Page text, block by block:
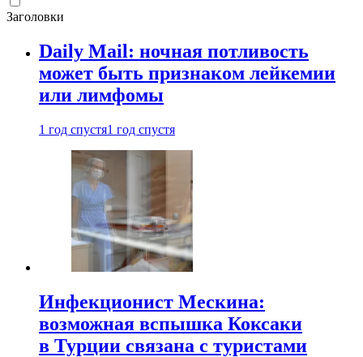
Заголовки
Daily Mail: ночная потливость
может быть признаком лейкемии
или лимфомы
1 год спустя1 год спустя
Инфекционист Мескина:
возможная вспышка Коксаки
в Турции связана с туристами